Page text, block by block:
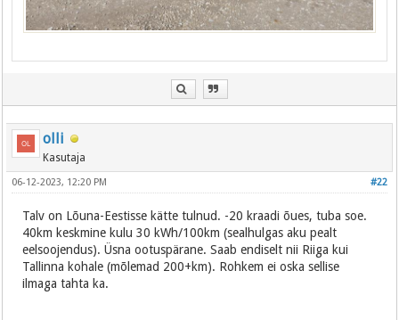
olli
Kasutaja
#22
06-12-2023, 12:20 PM
Talv on Lõuna-Eestisse kätte tulnud. -20 kraadi õues, tuba soe.
40km keskmine kulu 30 kWh/100km (sealhulgas aku pealt
eelsoojendus). Üsna ootuspärane. Saab endiselt nii Riiga kui
Tallinna kohale (mõlemad 200+km). Rohkem ei oska sellise
ilmaga tahta ka.